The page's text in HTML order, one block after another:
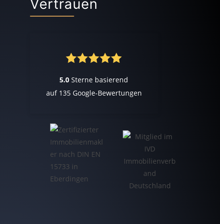
Vertrauen
5.0 Sterne basierend
auf 135 Google-Bewertungen